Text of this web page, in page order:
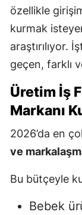
özellikle
kurmak
araştırılıyor.
geçen, farklı
Üretim İş
Markanı
2026’da en
ve
Bu bütçeyle
Bebek